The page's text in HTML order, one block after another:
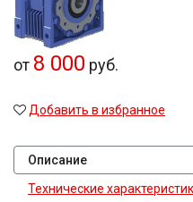
от 8 000 руб.
Добавить в избранное
Описание
Технические